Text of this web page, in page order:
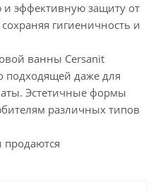
и эффективную защиту от
гигиеничность и
ванны Cersanit
подходящей даже для
Эстетичные формы
различных типов
продаются